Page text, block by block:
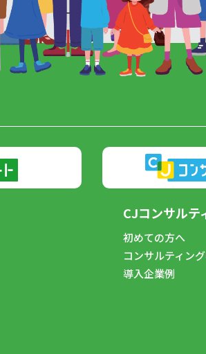
CJコンサルテ
初めての方へ
コンサルティン
導入企業例